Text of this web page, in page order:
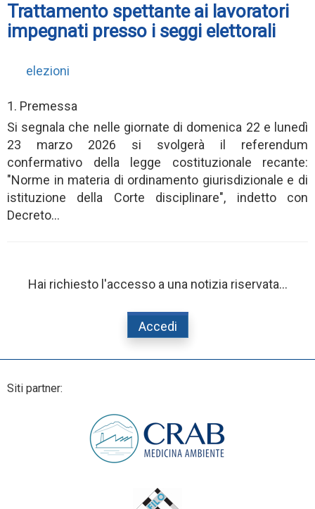
Trattamento spettante ai lavoratori
impegnati presso i seggi elettorali
elezioni
1. Premessa
Si segnala che nelle giornate di domenica 22 e lunedì
23 marzo 2026 si svolgerà il referendum
confermativo della legge costituzionale recante:
"Norme in materia di ordinamento giurisdizionale e di
istituzione della Corte disciplinare", indetto con
Decreto...
Hai richiesto l'accesso a una notizia riservata...
Accedi
Siti partner: